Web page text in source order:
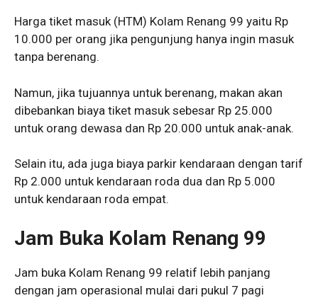
Harga tiket masuk (HTM) Kolam Renang 99 yaitu Rp
10.000 per orang jika pengunjung hanya ingin masuk
tanpa berenang.
Namun, jika tujuannya untuk berenang, makan akan
dibebankan biaya tiket masuk sebesar Rp 25.000
untuk orang dewasa dan Rp 20.000 untuk anak-anak.
Selain itu, ada juga biaya parkir kendaraan dengan tarif
Rp 2.000 untuk kendaraan roda dua dan Rp 5.000
untuk kendaraan roda empat.
Jam Buka Kolam Renang 99
Jam buka Kolam Renang 99 relatif lebih panjang
dengan jam operasional mulai dari pukul 7 pagi